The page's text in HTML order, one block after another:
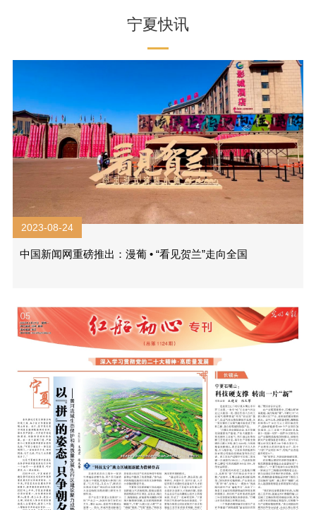
宁夏快讯
2023-08-24
中国新闻网重磅推出：漫葡 • “看见贺兰”走向全国